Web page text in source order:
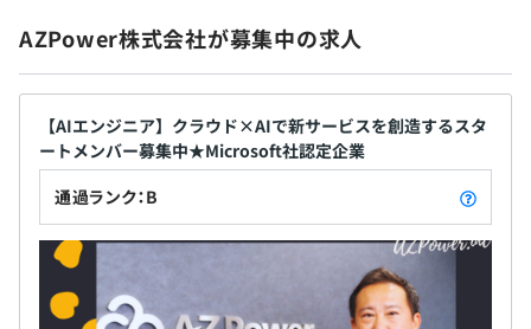
す。
資格取得を推奨しており、就業時間内での資格勉強が認め
られています。案件状況も見ながらですが、エンジニアは
入社後1年内に2～6つ資格を取得しているので、他社より
学びやすい＆切磋琢磨できる環境かと思います。エンジニ
アが社員の半分以上を占めるので、クラウド、AI、Web開
発、サポートとプロフェッショナルが集まっていることも
あり、分からないことがあったらWebで気軽に聞ける環境
です。
健康保険（協会健保）・厚生年金加入・雇用保険・労災保
無期雇用
AZPower株式会社が募集中の求人
【AIエンジニア】クラウド×AIで新サービスを創造するスタ
ートメンバー募集中★Microsoft社認定企業
通過ランク：B